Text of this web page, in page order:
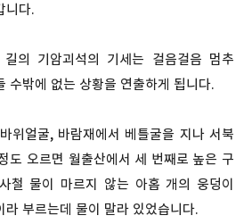
니다.
의 기암괴석의 기세는 걸음걸음 멈추
수밖에 없는 상황을 연출하게 됩니다.
위얼굴, 바람재에서 베틀굴을 지나 서북
도 오르면 월출산에서 세 번째로 높은 구
철 물이 마르지 않는 아홉 개의 웅덩이
라 부르는데 물이 말라 있었습니다.